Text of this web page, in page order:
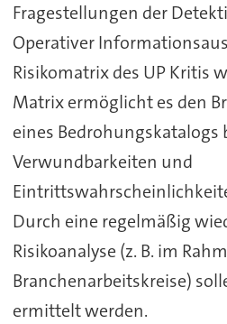
Fragestellungen der
Operativer
Risikomatrix des UP Kritis
Matrix ermöglicht es den
eines Bedrohungskatalogs
Verwundbarkeiten und
Durch eine regelmäßig
Risikoanalyse (z. B. im
Branchenarbeitskreise)
ermittelt werden.